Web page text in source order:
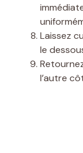
Laissez
le
l’autre